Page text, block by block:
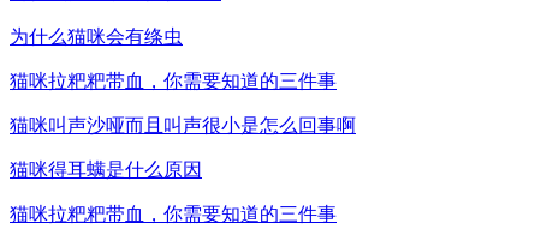
为什么猫咪会有绦虫
猫咪拉粑粑带血，你需要知道的三件事
猫咪叫声沙哑而且叫声很小是怎么回事啊
猫咪得耳螨是什么原因
猫咪拉粑粑带血，你需要知道的三件事